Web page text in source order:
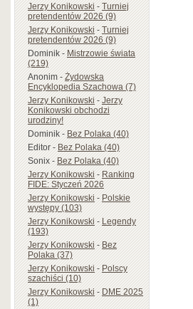
Jerzy Konikowski-Turniej
pretendentów 2026 (9)
Jerzy Konikowski-Turniej
pretendentów 2026 (9)
Dominik-Mistrzowie świata
(219)
Anonim-Żydowska
Encyklopedia Szachowa (7)
Jerzy Konikowski-Jerzy
Konikowski obchodzi
urodziny!
Dominik-Bez Polaka (40)
Editor-Bez Polaka (40)
Sonix-Bez Polaka (40)
Jerzy Konikowski-Ranking
FIDE: Styczeń 2026
Jerzy Konikowski-Polskie
występy (103)
Jerzy Konikowski-Legendy
(193)
Jerzy Konikowski-Bez
Polaka (37)
Jerzy Konikowski-Polscy
szachiści (10)
Jerzy Konikowski-DME 2025
(1)